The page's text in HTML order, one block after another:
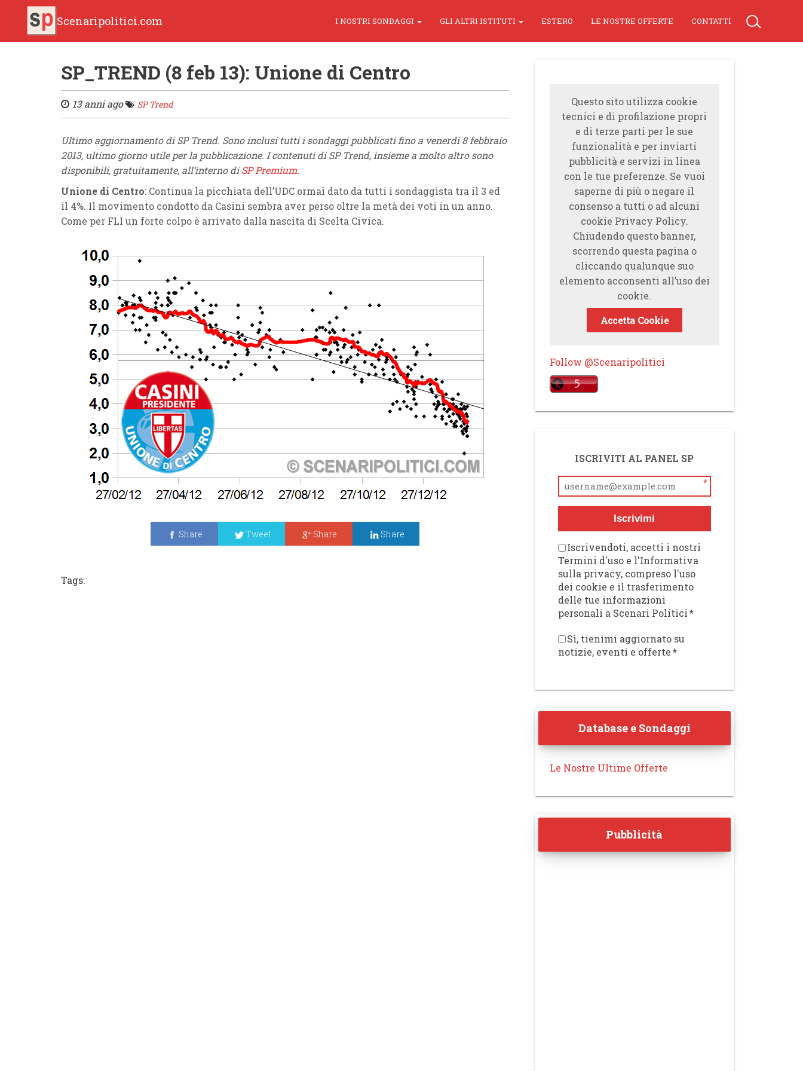
Scenaripolitici.com I NOSTRI SONDAGGI GLI ALTRI ISTITUTI ESTERO LE NOSTRE OFFERTE CONTATTI
SP_TREND (8 feb 13): Unione di Centro
13 anni ago SP Trend
Ultimo aggiornamento di SP Trend. Sono inclusi tutti i sondaggi pubblicati fino a venerdì 8 febbraio
2013, ultimo giorno utile per la pubblicazione. I contenuti di SP Trend, insieme a molto altro sono
disponibili, gratuitamente, all’interno diSP Premium.
Unione di Centro: Continua la picchiata dell’UDC ormai dato da tutti i sondaggista tra il 3 ed
il 4%. Il movimento condotto da Casini sembra aver perso oltre la metà dei voti in un anno.
Come per FLI un forte colpo è arrivato dalla nascita di Scelta Civica.
Share Tweet Share Share
Tags:
Questo sito utilizza cookie
tecnici e di profilazione propri
e di terze parti per le sue
funzionalità e per inviarti
pubblicità e servizi in linea
con le tue preferenze. Se vuoi
saperne di più o negare il
consenso a tutti o ad alcuni
cookie Privacy Policy.
Chiudendo questo banner,
scorrendo questa pagina o
cliccando qualunque suo
elemento acconsenti all’uso dei
cookie.
Accetta Cookie
Follow @Scenaripolitici
ISCRIVITI AL PANEL SP
*
Iscrivimi
Iscrivendoti, accetti i nostri
Termini d'uso e l'Informativa
sulla privacy, compreso l'uso
dei cookie e il trasferimento
delle tue informazioni
personali a Scenari Politici*
Sì, tienimi aggiornato su
notizie, eventi e offerte*
Database e Sondaggi
Le Nostre Ultime Offerte
Pubblicità